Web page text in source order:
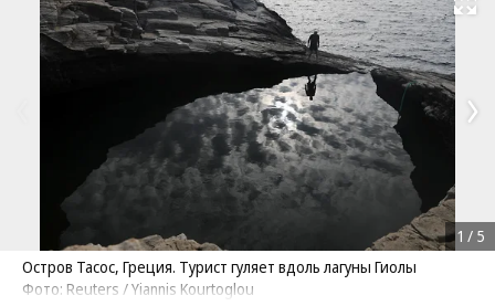
Развернуть
Остров Тасос, Греция. Турист гуляет вдоль лагуны Гиолы
Фото: Reuters / Yiannis Kourtoglou
1 / 5